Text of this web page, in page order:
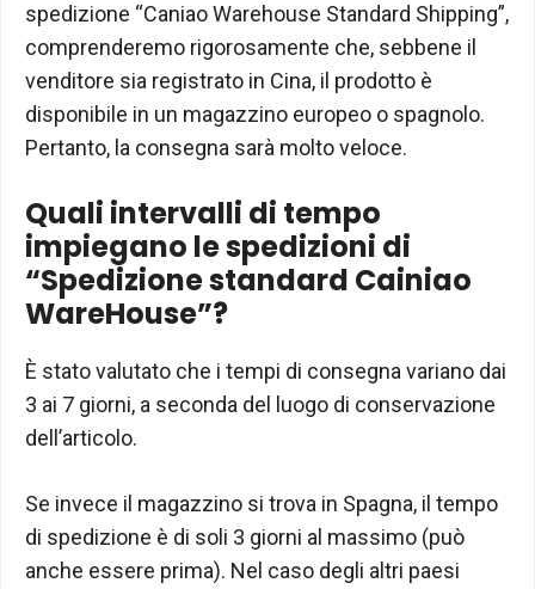
spedizione “Caniao Warehouse Standard Shipping”,
comprenderemo rigorosamente che, sebbene il
venditore sia registrato in Cina, il prodotto è
disponibile in un magazzino europeo o spagnolo.
Pertanto, la consegna sarà molto veloce.
Quali intervalli di tempo
impiegano le spedizioni di
“Spedizione standard Cainiao
WareHouse”?
È stato valutato che i tempi di consegna variano dai
3 ai 7 giorni, a seconda del luogo di conservazione
dell’articolo.
Se invece il magazzino si trova in Spagna, il tempo
di spedizione è di soli 3 giorni al massimo (può
anche essere prima). Nel caso degli altri paesi